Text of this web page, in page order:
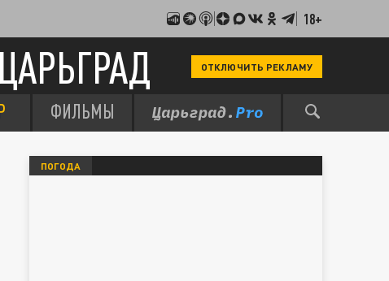
18+
ЦАРЬГРАД ОТКЛЮЧИТЬ РЕКЛАМУ
ФИЛЬМЫ
ПОГОДА